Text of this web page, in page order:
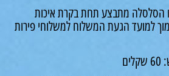
מתבצע תחת בקרת איכות
הגעת המשלוח למשלוחי פירות